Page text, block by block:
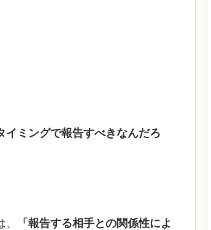
イミングで報告すべきなんだろ
「報告する相手との関係性によ